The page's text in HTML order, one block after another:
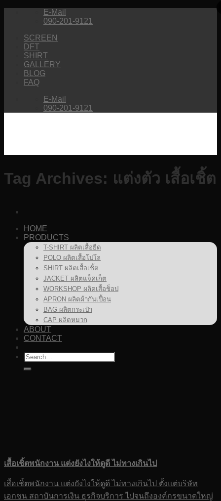
E-Mail
090-201-9121
SCREEN
DFT
SHIRT
GALLERY
BLOG
FAQ
E-Mail
090-201-9121
HOME
PRODUCTS
T-SHIRT ผลิตเสื้อยืด
POLO ผลิตเสื้อโปโล
SHIRT ผลิตเสื้อเชิ้ต
JACKET ผลิตแจ็คเก็ต
WORKSHOP ผลิตเสื้อช็อป
APRON ผลิตผ้ากันเปื้อน
BAG ผลิตกระเป๋า
CAP ผลิตหมวก
ABOUT
CONTACT
Tag Archives: แต่งตัว เสื้อเชิ้ต
เสื้อเชิ้ตพนักงาน แต่งยังไงให้ดูดี ไม่ทางเกินไป
เสื้อเชิ้ตพนักงาน แต่งยังไงให้ดูดี ไม่ทางเกินไป ตั้งแต่บริษัท
เอกชน สถาบันการเงิน ธุรกิจบริการ ไปจนถึงองค์กรขนาดใหญ่